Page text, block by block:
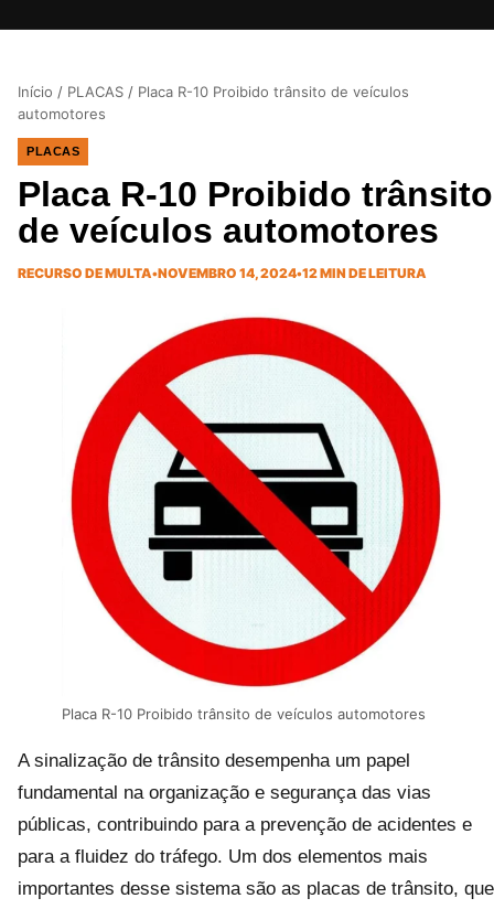
Início / PLACAS / Placa R-10 Proibido trânsito de veículos
automotores
PLACAS
Placa R-10 Proibido trânsito
de veículos automotores
RECURSO DE MULTA•NOVEMBRO 14, 2024•12 MIN DE LEITURA
Placa R-10 Proibido trânsito de veículos automotores
A sinalização de trânsito desempenha um papel
fundamental na organização e segurança das vias
públicas, contribuindo para a prevenção de acidentes e
para a fluidez do tráfego. Um dos elementos mais
importantes desse sistema são as placas de trânsito, que